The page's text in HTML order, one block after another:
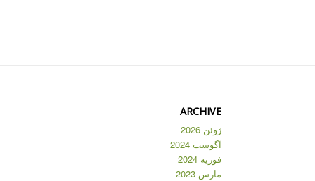
ARCHIVE
ژوئن 2026
آگوست 2024
فوریه 2024
مارس 2023